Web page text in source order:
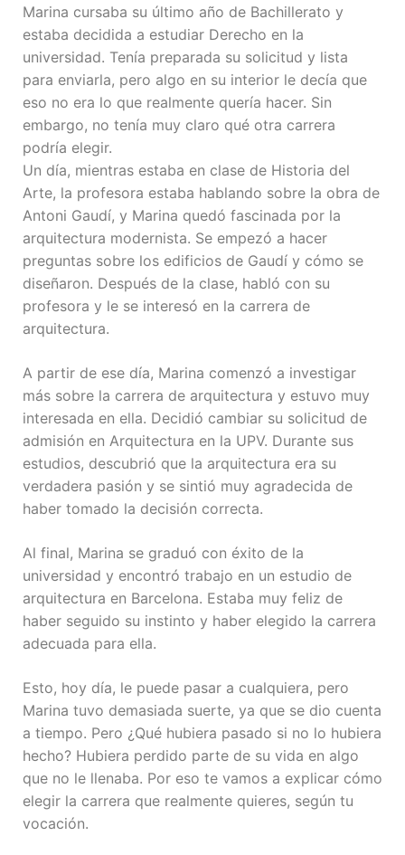
Marina cursaba su último año de Bachillerato y
estaba decidida a estudiar Derecho en la
universidad. Tenía preparada su solicitud y lista
para enviarla, pero algo en su interior le decía que
eso no era lo que realmente quería hacer. Sin
embargo, no tenía muy claro qué otra carrera
podría elegir.
Un día, mientras estaba en clase de Historia del
Arte, la profesora estaba hablando sobre la obra de
Antoni Gaudí, y Marina quedó fascinada por la
arquitectura modernista. Se empezó a hacer
preguntas sobre los edificios de Gaudí y cómo se
diseñaron. Después de la clase, habló con su
profesora y le se interesó en la carrera de
arquitectura.
A partir de ese día, Marina comenzó a investigar
más sobre la carrera de arquitectura y estuvo muy
interesada en ella. Decidió cambiar su solicitud de
admisión en Arquitectura en la UPV. Durante sus
estudios, descubrió que la arquitectura era su
verdadera pasión y se sintió muy agradecida de
haber tomado la decisión correcta.
Al final, Marina se graduó con éxito de la
universidad y encontró trabajo en un estudio de
arquitectura en Barcelona. Estaba muy feliz de
haber seguido su instinto y haber elegido la carrera
adecuada para ella.
Esto, hoy día, le puede pasar a cualquiera, pero
Marina tuvo demasiada suerte, ya que se dio cuenta
a tiempo. Pero ¿Qué hubiera pasado si no lo hubiera
hecho? Hubiera perdido parte de su vida en algo
que no le llenaba. Por eso te vamos a explicar cómo
elegir la carrera que realmente quieres, según tu
vocación.